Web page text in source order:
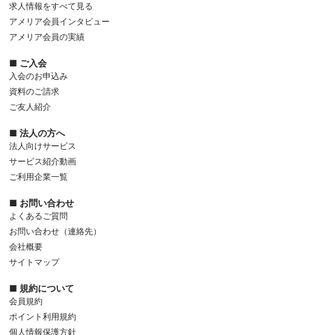
求人情報をすべて見る
アメリア会員インタビュー
アメリア会員の実績
■ ご入会
入会のお申込み
資料のご請求
ご友人紹介
■ 法人の方へ
法人向けサービス
サービス紹介動画
ご利用企業一覧
■ お問い合わせ
よくあるご質問
お問い合わせ（連絡先）
会社概要
サイトマップ
■ 規約について
会員規約
ポイント利用規約
個人情報保護方針